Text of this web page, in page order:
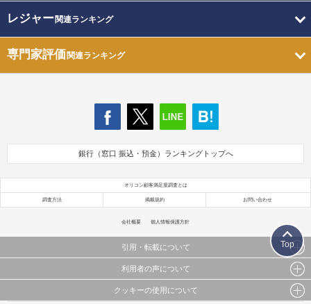
レジャー関連ランキング
専門家評価関連ランキング
銀行（窓口 振込・預金）ランキングトップへ
オリコン顧客満足度調査とは
調査方法 掲載規約 お問い合わせ
会社概要 個人情報保護方針
引用・転載について
当サイトで公開されている情報（文字、写真、イラスト、画像データ等）及びこれらの配置・
これらの情報を権利者の許可なく無断転載・複製などの二次利用を行うことは固く禁じており
利用者の声について
当サイトに掲載している内容はすべてサービスの利用者が提出された見解・感想です。
クッキーの使用について
Top